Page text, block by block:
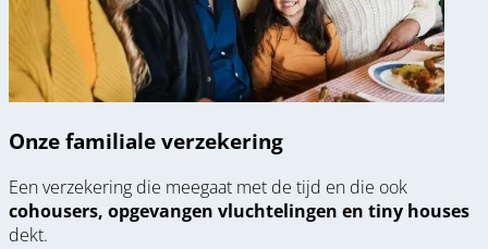
Onze familiale verzekering
Een verzekering die meegaat met de tijd en die ook
cohousers, opgevangen vluchtelingen en tiny houses
dekt.